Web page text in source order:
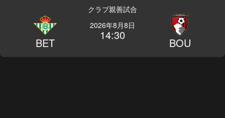
クラブ親善試合
BET
2026年8月8日
14:30
BOU